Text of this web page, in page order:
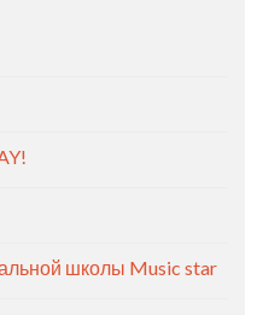
школы Music star